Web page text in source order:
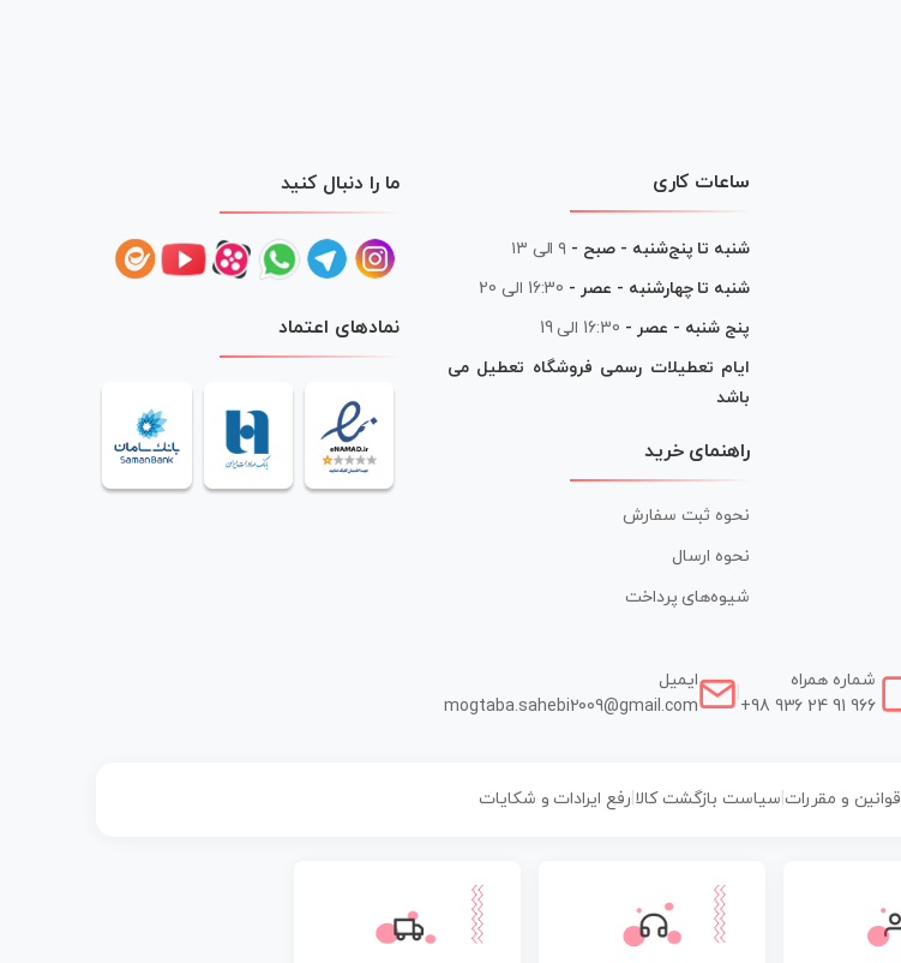
ساعات کاری
شنبه تا پنج‌شنبه - صبح - ۹ الی ۱۳
شنبه تا چهارشنبه - عصر - 16:30 الی 20
پنج شنبه - عصر - 16:30 الی 19
ایام تعطیلات رسمی فروشگاه تعطیل می
باشد
راهنمای خرید
نحوه ثبت سفارش
نحوه ارسال
شیوه‌های پرداخت
ما را دنبال کنید
نمادهای اعتماد
شماره همراه
+98 936 24 91 966
ایمیل
mogtaba.sahebi2009@gmail.com
قوانین و مقررات سیاست بازگشت کالا رفع ایرادات و شکایات